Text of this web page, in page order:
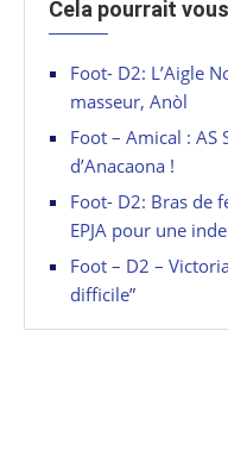
Cela pourrait
Foot- D2: L’Aigle
masseur, Anòl
Foot – Amical : AS
d’Anacaona !
Foot- D2: Bras de
EPJA pour une
Foot – D2 –
difficile”